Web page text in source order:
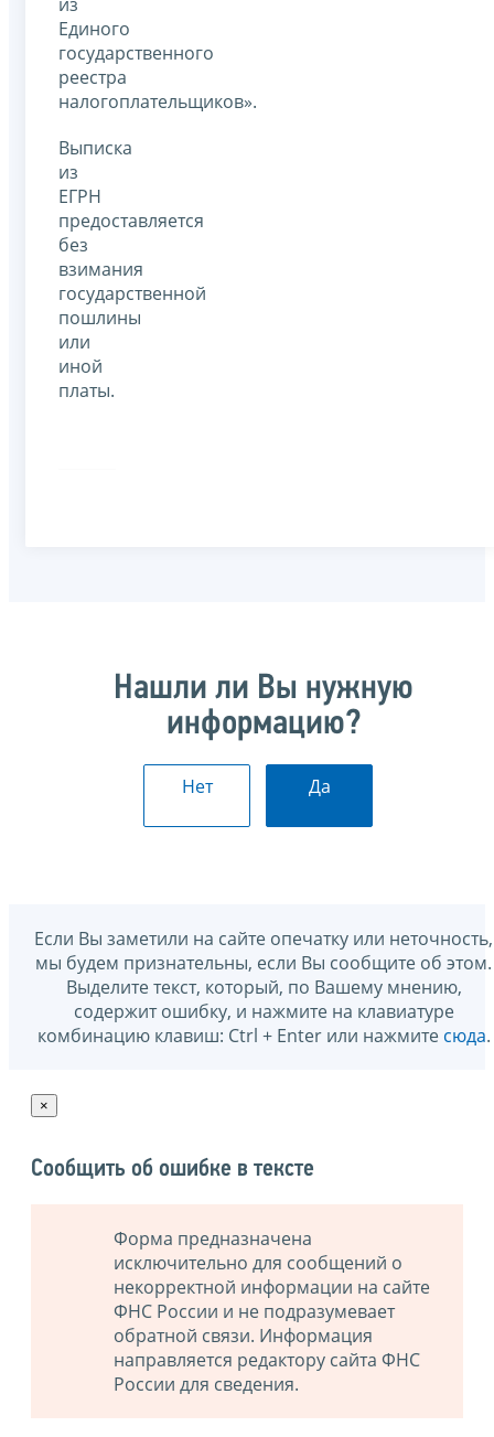
Единого
государственного
реестра
налогоплательщиков».
Выписка
из
ЕГРН
предоставляется
без
взимания
государственной
пошлины
или
иной
платы.
Нашли ли Вы нужную
информацию?
Нет Да
Если Вы заметили на сайте опечатку или неточность,
мы будем признательны, если Вы сообщите об этом.
Выделите текст, который, по Вашему мнению,
содержит ошибку, и нажмите на клавиатуре
комбинацию клавиш: Ctrl + Enter или нажмите сюда.
×
Сообщить об ошибке в тексте
Форма предназначена
исключительно для сообщений о
некорректной информации на сайте
ФНС России и не подразумевает
обратной связи. Информация
направляется редактору сайта ФНС
России для сведения.